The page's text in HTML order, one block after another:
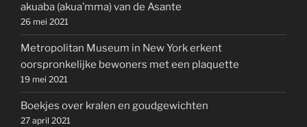
akuaba (akua’mma) van de Asante
26 mei 2021
Metropolitan Museum in New York erkent
oorspronkelijke bewoners met een plaquette
19 mei 2021
Boekjes over kralen en goudgewichten
27 april 2021